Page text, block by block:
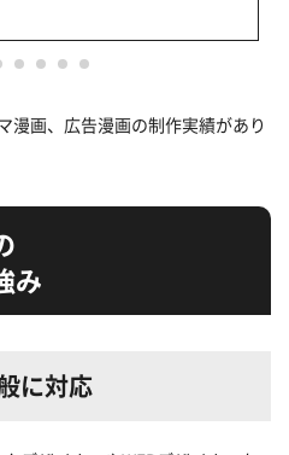
漫画、広告漫画の制作実績があり
み
に対応